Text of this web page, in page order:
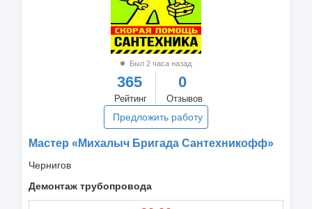
Был 2 часа назад
365
Рейтинг
0
Отзывов
Предложить работу
Мастер «Михалыч Бригада Сантехникофф»
Чернигов
Демонтаж трубопровода